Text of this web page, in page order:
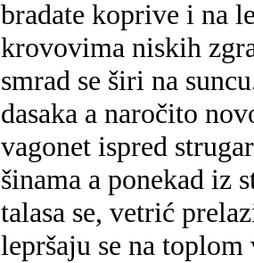
bradate koprive i na
krovovima niskih
smrad se širi na
dasaka a naročito
vagonet ispred
šinama a ponekad iz
talasa se, vetrić
lepršaju se na